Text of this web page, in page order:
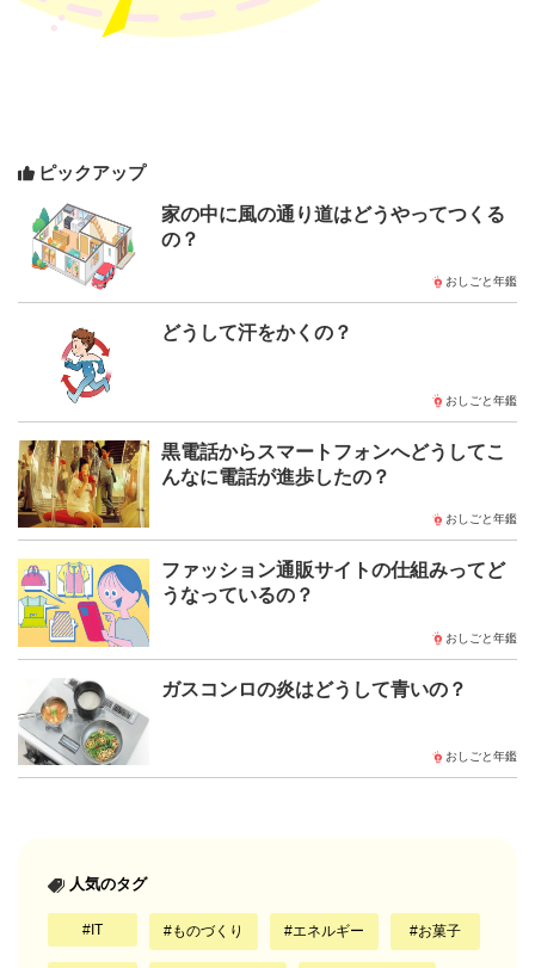
ピックアップ
家の中に風の通り道はどうやってつくる
の？
おしごと年鑑
どうして汗をかくの？
おしごと年鑑
黒電話からスマートフォンへどうしてこ
んなに電話が進歩したの？
おしごと年鑑
ファッション通販サイトの仕組みってど
うなっているの？
おしごと年鑑
ガスコンロの炎はどうして青いの？
おしごと年鑑
人気のタグ
IT ものづくり エネルギー お菓子